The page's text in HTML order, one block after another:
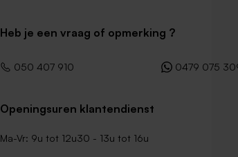
Heb je een vraag of opmerking ?
050 407 910 0479 075
Openingsuren klantendienst
Ma-Vr: 9u tot 12u30 - 13u tot 16u